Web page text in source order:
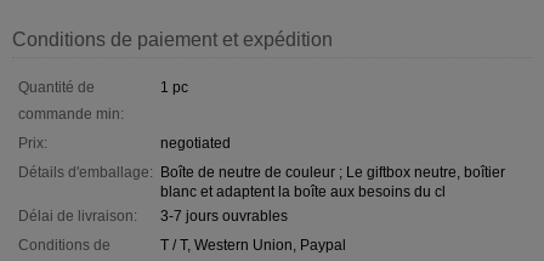
Conditions de paiement et expédition
Quantité de
commande min:
1 pc
Prix:
negotiated
Détails d'emballage: Boîte de neutre de couleur ; Le giftbox neutre, boîtier
blanc et adaptent la boîte aux besoins du cl
Délai de livraison:
3-7 jours ouvrables
Conditions de
T / T, Western Union, Paypal